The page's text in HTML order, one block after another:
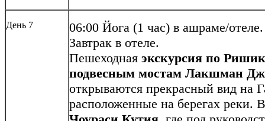
День 7 06:00 Йога (1 час) в ашраме/отеле.
Завтрак в отеле.
Пешеходная экскурсия по
подвесным мостам Лакшман
открываются прекрасный вид на
расположенные на берегах реки.